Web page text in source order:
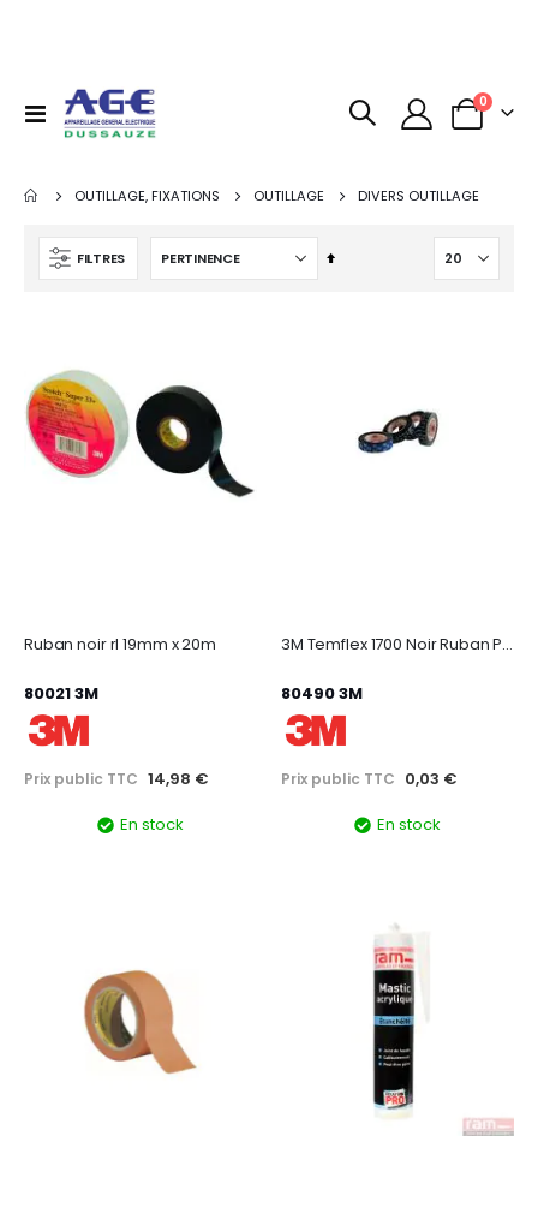
Basculer
Panier
0articles
OUTILLAGE, FIXATIONS OUTILLAGE DIVERS OUTILLAGE
FILTRES
Par
Ruban noir rl 19mm x 20m
80021 3M
Prix public TTC 14,98 €
En stock
3M Temflex 1700 Noir Ruban PVC marquage L3, 10m x 15mm, ep. 0,18mm, ignifuge
80490 3M
Prix public TTC 0,03 €
En stock